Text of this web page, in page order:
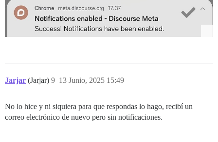
Jarjar (Jarjar) 13 Junio, 2025 15:49
9
No lo hice y ni siquiera para que respondas lo hago, recibí un
correo electrónico de nuevo pero sin notificaciones.